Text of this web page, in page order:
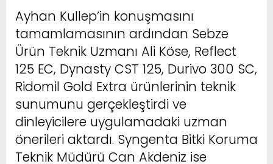
Ayhan Kullep’in konuşmasını
tamamlamasının ardından Sebze
Ürün Teknik Uzmanı Ali Köse, Reflect
125 EC, Dynasty CST 125, Durivo 300 SC,
Ridomil Gold Extra ürünlerinin teknik
sunumunu gerçekleştirdi ve
dinleyicilere uygulamadaki uzman
önerileri aktardı. Syngenta Bitki Koruma
Teknik Müdürü Can Akdeniz ise